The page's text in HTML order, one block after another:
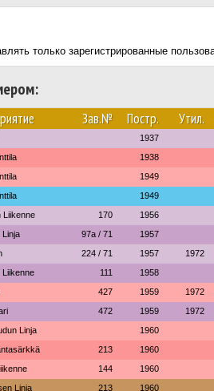
только зарегистрированные
Зав.№ Постр. Утил.
1937
1938
1949
1949
Liikenne 170 1956
Linja 97a / 71 1957
224 / 71 1957 1972
Liikenne 111 1958
427 1959 1972
472 1959 1972
Linja 1960
213 1960
144 1960
Linja 213 1960